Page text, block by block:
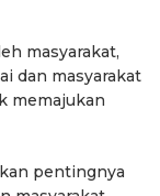
masyarakat,
dan masyarakat
memajukan
pentingnya